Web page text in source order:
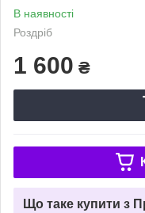
В наявності
Роздріб
1 600 ₴
Що таке купити з